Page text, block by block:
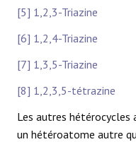
[5] 1,2,3-Triazine
[6] 1,2,4-Triazine
[7] 1,3,5-Triazine
[8] 1,2,3,5-tétrazine
Les autres
un hétéroatome autre